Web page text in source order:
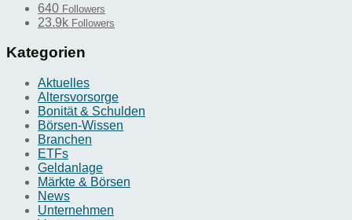
640 Followers
23.9k Followers
Kategorien
Aktuelles
Altersvorsorge
Bonität & Schulden
Börsen-Wissen
Branchen
ETFs
Geldanlage
Märkte & Börsen
News
Unternehmen